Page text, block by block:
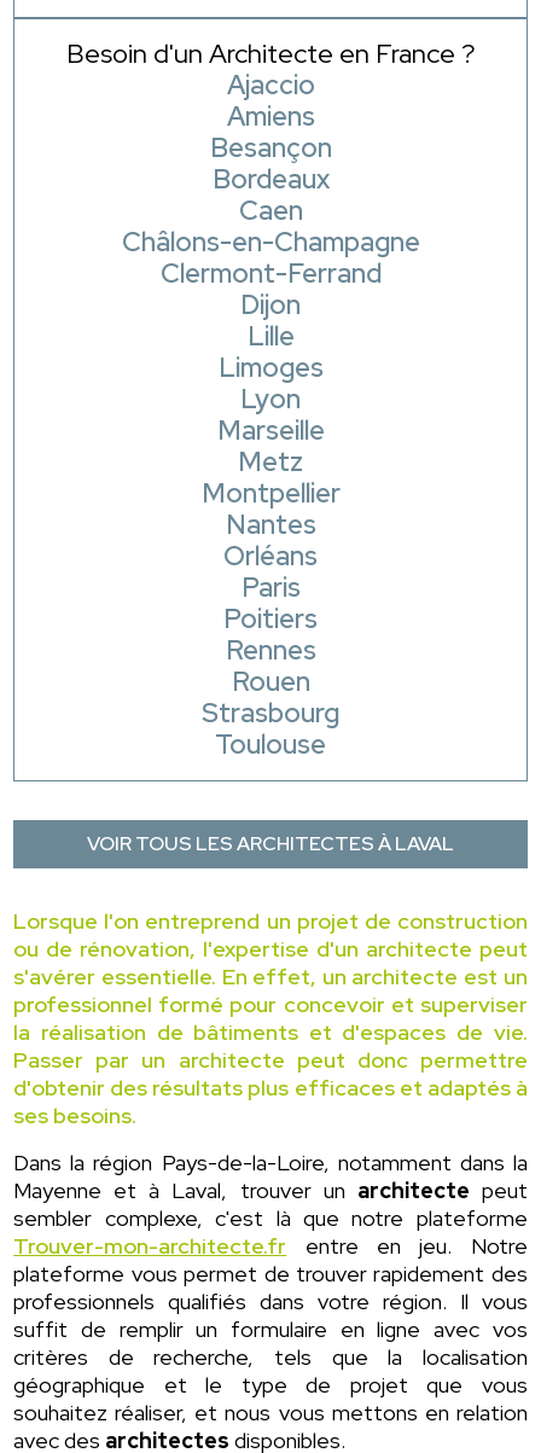
Besoin d'un Architecte en France ?
Ajaccio
Amiens
Besançon
Bordeaux
Caen
Châlons-en-Champagne
Clermont-Ferrand
Dijon
Lille
Limoges
Lyon
Marseille
Metz
Montpellier
Nantes
Orléans
Paris
Poitiers
Rennes
Rouen
Strasbourg
Toulouse
VOIR TOUS LES ARCHITECTES À LAVAL
Lorsque l'on entreprend un projet de construction
ou de rénovation, l'expertise d'un architecte peut
s'avérer essentielle. En effet, un architecte est un
professionnel formé pour concevoir et superviser
la réalisation de bâtiments et d'espaces de vie.
Passer par un architecte peut donc permettre
d'obtenir des résultats plus efficaces et adaptés à
ses besoins.
Dans la région Pays-de-la-Loire, notamment dans la
Mayenne et à Laval, trouver un architecte peut
sembler complexe, c'est là que notre plateforme
Trouver-mon-architecte.fr entre en jeu. Notre
plateforme vous permet de trouver rapidement des
professionnels qualifiés dans votre région. Il vous
suffit de remplir un formulaire en ligne avec vos
critères de recherche, tels que la localisation
géographique et le type de projet que vous
souhaitez réaliser, et nous vous mettons en relation
avec des architectes disponibles.